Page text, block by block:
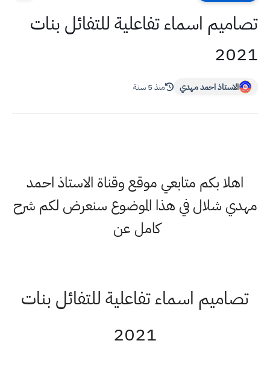
تصاميم اسماء تفاعلية للتفائل بنات
2021
الاستاذ احمد مهدي منذ 5 سنة
اهلا بكم متابعي موقع وقناة الاستاذ احمد
مهدي شلال في هذا الموضوع سنعرض لكم شرح
كامل عن
تصاميم اسماء تفاعلية للتفائل بنات
2021